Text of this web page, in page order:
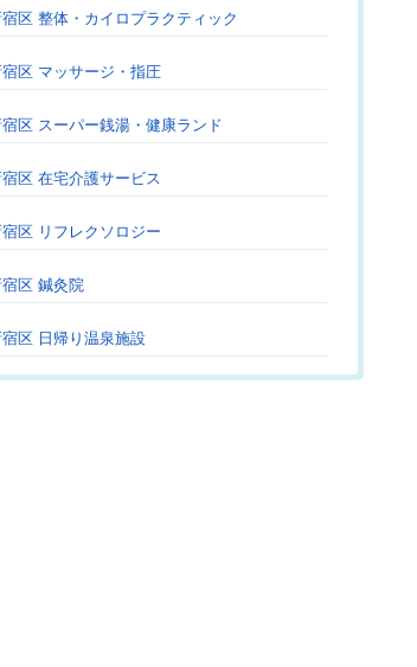
宿区 整体・カイロプラクティック
宿区 マッサージ・指圧
宿区 スーパー銭湯・健康ランド
宿区 在宅介護サービス
宿区 リフレクソロジー
宿区 鍼灸院
宿区 日帰り温泉施設